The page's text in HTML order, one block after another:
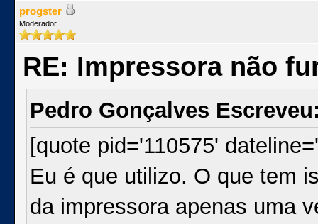
progster
Moderador
RE: Impressora não
Pedro Gonçalves
[quote pid='110575'
Eu é que utilizo. O que tem
da impressora apenas uma